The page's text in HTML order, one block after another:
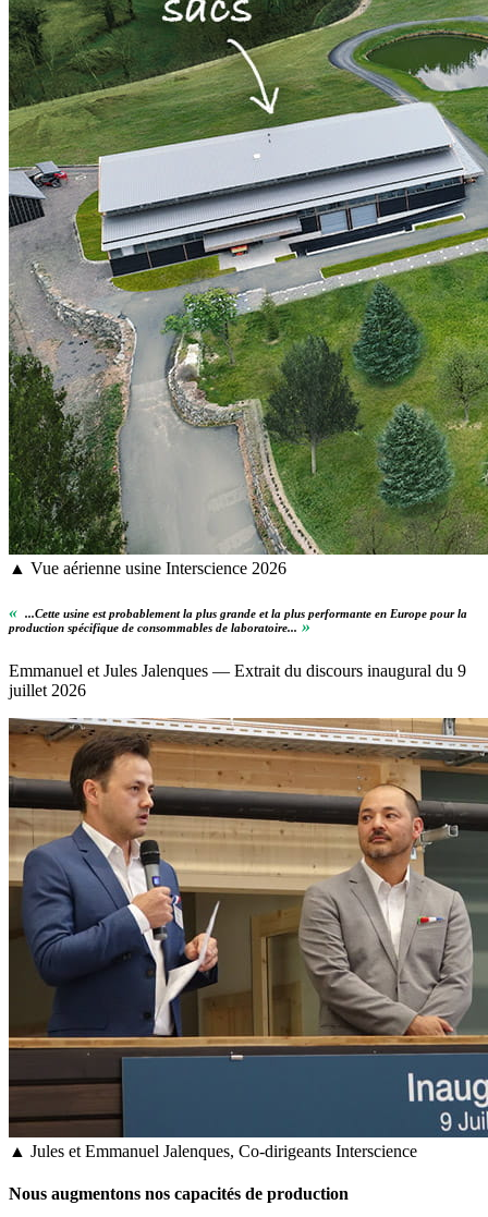
▲ Vue aérienne usine Interscience 2026
« ...Cette usine est probablement la plus grande et la plus performante en Europe pour la
production spécifique de consommables de laboratoire... »
Emmanuel et Jules Jalenques — Extrait du discours inaugural du 9
juillet 2026
▲ Jules et Emmanuel Jalenques, Co-dirigeants Interscience
Nous augmentons nos capacités de production